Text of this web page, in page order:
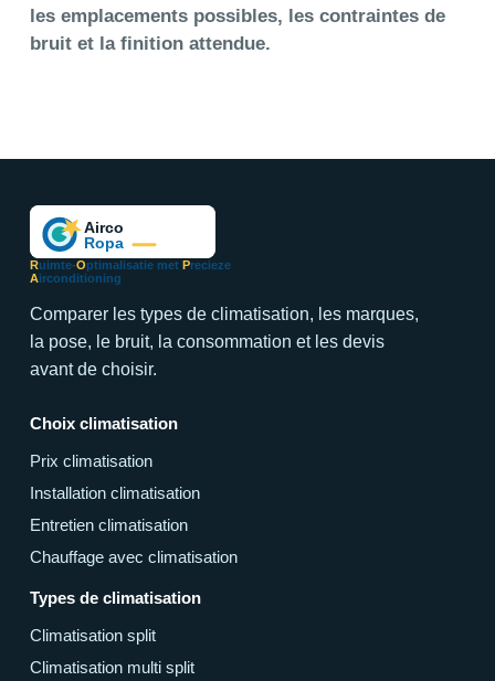
les emplacements possibles, les contraintes de
bruit et la finition attendue.
Ruimte-Optimalisatie met Precieze
Airconditioning
Comparer les types de climatisation, les marques,
la pose, le bruit, la consommation et les devis
avant de choisir.
Choix climatisation
Prix climatisation
Installation climatisation
Entretien climatisation
Chauffage avec climatisation
Types de climatisation
Climatisation split
Climatisation multi split